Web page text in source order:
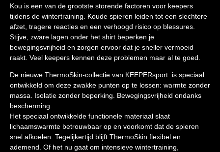
Kou is een van de grootste storende factoren voor keepers
tijdens de wintertraining. Koude spieren leiden tot een slechtere
afzet, tragere reacties en een verhoogd risico op blessures.
Stijve, zware lagen onder het shirt beperken je
bewegingsvrijheid en zorgen ervoor dat je sneller vermoeid
raakt. Veel keepers kennen deze problemen maar al te goed.
De nieuwe ThermoSkin-collectie van KEEPERsport is speciaal
ontwikkeld om deze zwakke punten op te lossen: warmte zonder
massa. Isolatie zonder beperking. Bewegingsvrijheid ondanks
bescherming.
Het speciaal ontwikkelde functionele materiaal slaat
lichaamswarmte betrouwbaar op en voorkomt dat de spieren
snel afkoelen. Tegelijkertijd blijft ThermoSkin flexibel en
ademend. Of het nu gaat om intensieve wintertraining,